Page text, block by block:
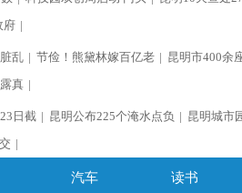
府 |
乱 | 节俭！熊黛林嫁百亿老 | 昆明市400余
真 |
日截 | 昆明公布225个淹水点负 | 昆明城市
|
汽车 读书